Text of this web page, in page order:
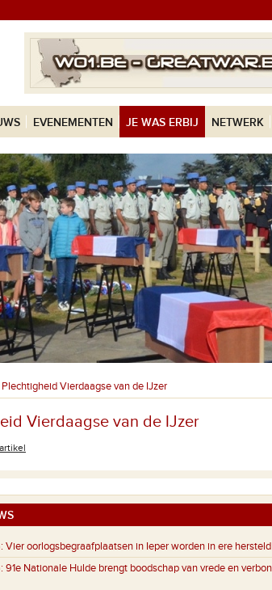
EVENEMENTEN JE WAS ERBIJ NETWERK
Plechtigheid Vierdaagse van de IJzer
Vierdaagse van de IJzer
Vier oorlogsbegraafplaatsen in Ieper worden in ere hersteld
91e Nationale Hulde brengt boodschap van vrede en